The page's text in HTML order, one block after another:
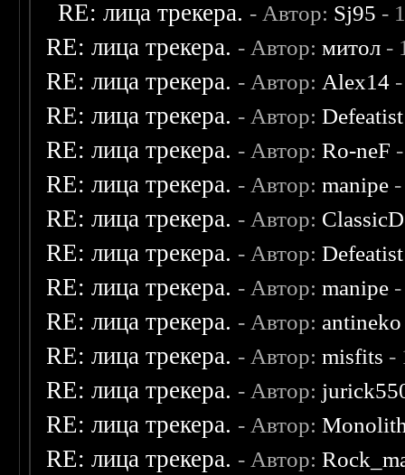
RE: лица трекера. - Автор: Sj95 -
RE: лица трекера. - Автор:митол -
RE: лица трекера. - Автор: Alex14
RE: лица трекера. - Автор:Defeatist
RE: лица трекера. - Автор:Ro-neF
RE: лица трекера. - Автор:manipe
RE: лица трекера. - Автор:
RE: лица трекера. - Автор:Defeatist
RE: лица трекера. - Автор:manipe
RE: лица трекера. - Автор: antineko
RE: лица трекера. - Автор:misfits -
RE: лица трекера. - Автор:
RE: лица трекера. - Автор:
RE: лица трекера. - Автор: